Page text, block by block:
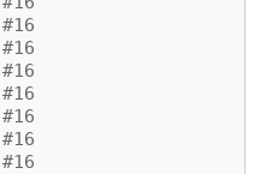
#16
#16
#16
#16
#16
#16
#16